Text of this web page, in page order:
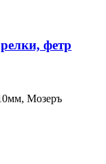
фетр
Мозеръ